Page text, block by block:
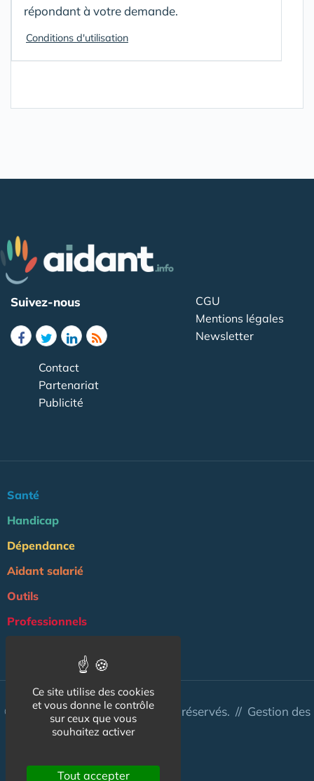
répondant à votre demande.
Conditions d'utilisation
Suivez-nous
CGU
Mentions légales
Newsletter
Contact
Partenariat
Publicité
Santé
Handicap
Dépendance
Aidant salarié
Outils
Professionnels
© Aidant.info 2026 - Tous droits réservés. // Gestion des
Ce site utilise des cookies
et vous donne le contrôle
sur ceux que vous
souhaitez activer
Tout accepter